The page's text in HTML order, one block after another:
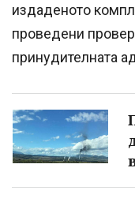
издаденото
проведени
принудителната